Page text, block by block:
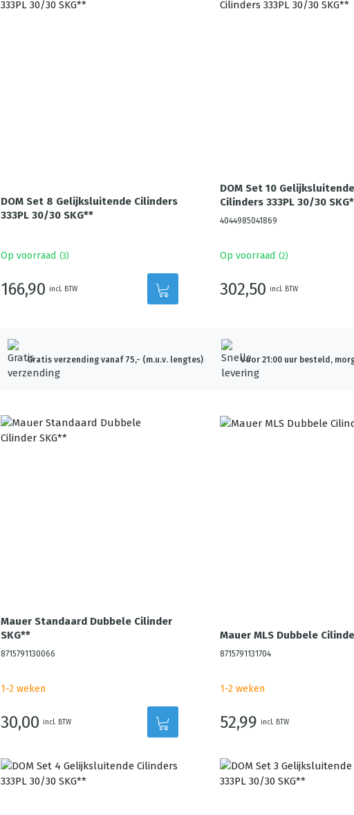
DOM Set 8 Gelijksluitende Cilinders
333PL 30/30 SKG**
Op voorraad (3)
166,90 incl. BTW
DOM Set 10 Gelijksluitende
Cilinders 333PL 30/30
4044985041869
Op voorraad (2)
302,50 incl. BTW
Gratis verzending vanaf 75,- (m.u.v. lengtes) Voor 21:00 uur besteld,
Mauer Standaard Dubbele Cilinder
SKG**
8715791130066
1-2 weken
30,00 incl. BTW
Mauer MLS Dubbele
8715791131704
1-2 weken
52,99 incl. BTW